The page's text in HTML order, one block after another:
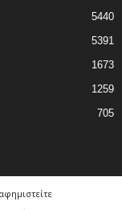
5440
5391
1673
1259
705